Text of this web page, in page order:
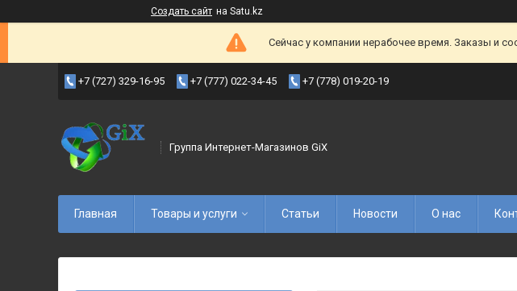
Создать сайт на Satu.kz
Сейчас у компании нерабочее время. Заказы и
+7 (727) 329-16-95 +7 (777) 022-34-45 +7 (778) 019-20-19
Группа Интернет-Магазинов GiX
Главная Товары и услуги Статьи Новости О нас